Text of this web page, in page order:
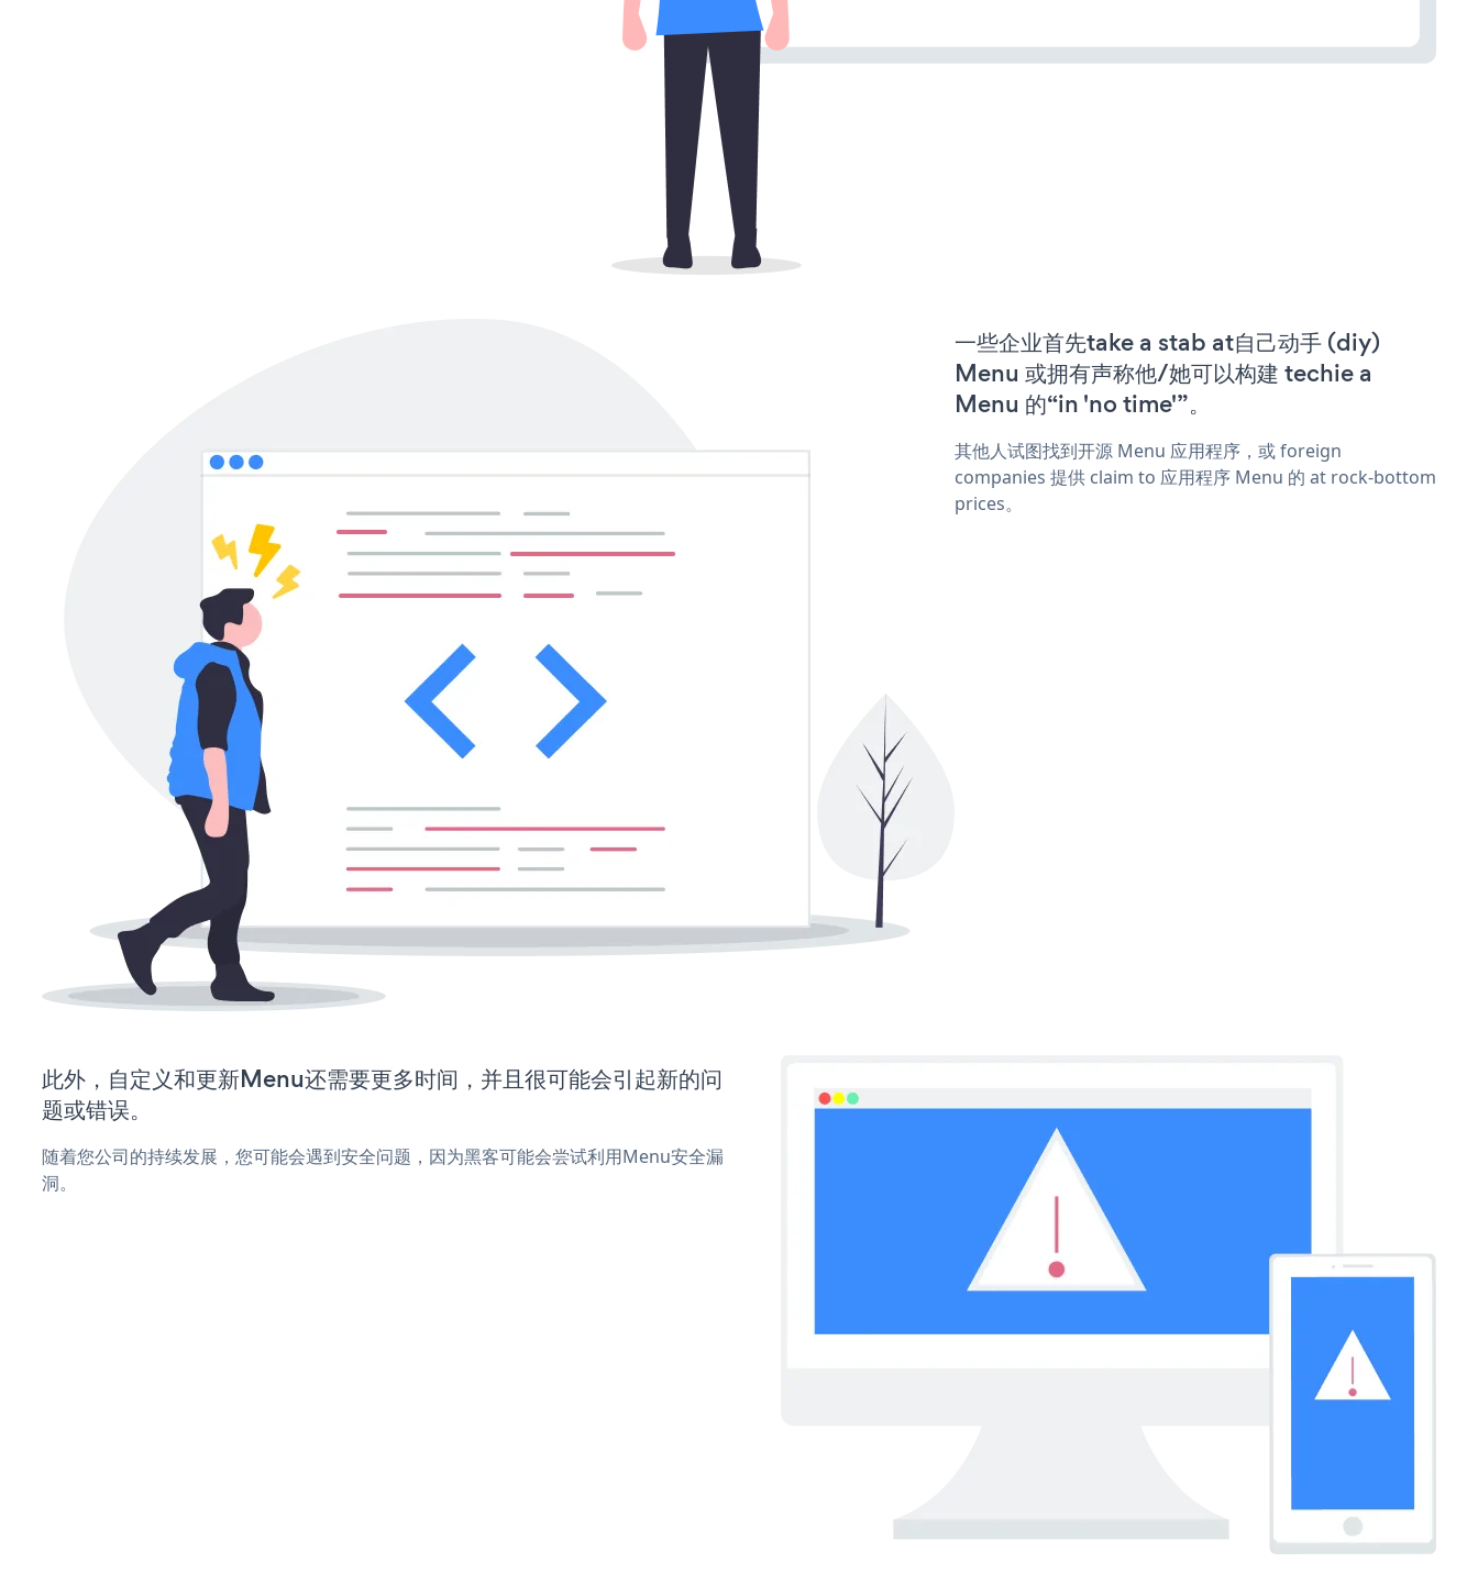
一些企业首先take a stab at自己动手 (diy)
Menu 或拥有声称他/她可以构建 techie a
Menu 的“in 'no time'”。
其他人试图找到开源 Menu 应用程序，或 foreign
companies 提供 claim to 应用程序 Menu 的 at rock-bottom
prices。
此外，自定义和更新Menu还需要更多时间，并且很可能会引起新的问
题或错误。
随着您公司的持续发展，您可能会遇到安全问题，因为黑客可能会尝试利用Menu安全漏
洞。